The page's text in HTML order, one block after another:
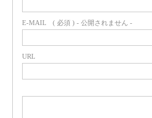
E-MAIL ( 必須 ) - 公開されません -
URL